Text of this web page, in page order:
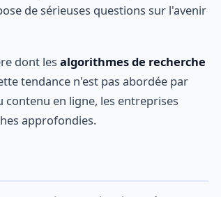
de sérieuses questions sur l'avenir
dont les algorithmes de recherche
tendance n'est pas abordée par
en ligne, les entreprises
approfondies.